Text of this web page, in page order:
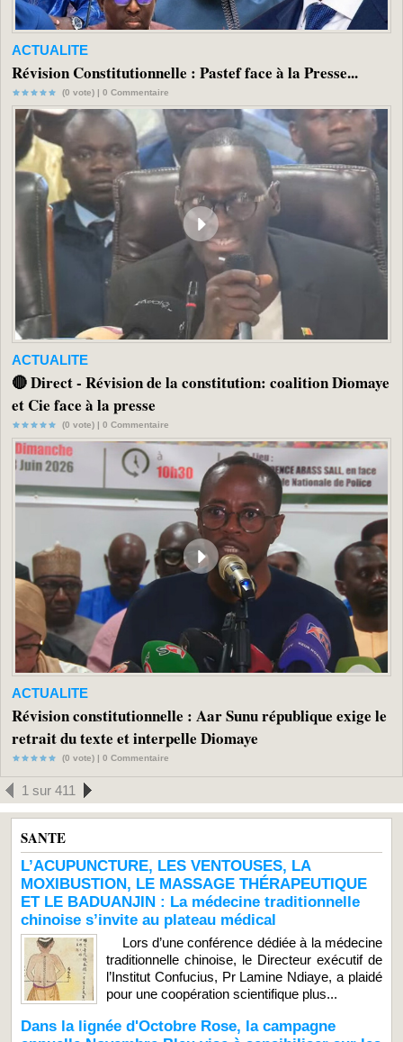
ACTUALITE
Révision Constitutionnelle : Pastef face à la Presse...
(0 vote) | 0 Commentaire
ACTUALITE
🔴 Direct - Révision de la constitution: coalition Diomaye
et Cie face à la presse
(0 vote) | 0 Commentaire
ACTUALITE
Révision constitutionnelle : Aar Sunu république exige le
retrait du texte et interpelle Diomaye
(0 vote) | 0 Commentaire
1 sur 411
SANTE
L’ACUPUNCTURE, LES VENTOUSES, LA
MOXIBUSTION, LE MASSAGE THÉRAPEUTIQUE
ET LE BADUANJIN : La médecine traditionnelle
chinoise s’invite au plateau médical
Lors d’une conférence dédiée à la médecine
traditionnelle chinoise, le Directeur exécutif de
l’Institut Confucius, Pr Lamine Ndiaye, a plaidé
pour une coopération scientifique plus...
Dans la lignée d'Octobre Rose, la campagne